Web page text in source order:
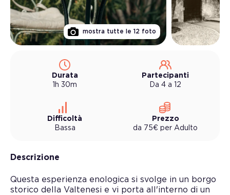
mostra tutte le 12 foto
Durata
1h 30m
Partecipanti
Da 4 a 12
Difficoltà
Bassa
Prezzo
da 75€ per Adulto
Descrizione
Questa esperienza enologica si svolge in un borgo
storico della Valtenesi e vi porta all'interno di un